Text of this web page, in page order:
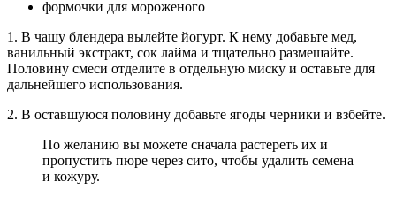
формочки для мороженого
1. В чашу блендера вылейте йогурт. К нему добавьте мед,
ванильный экстракт, сок лайма и тщательно размешайте.
Половину смеси отделите в отдельную миску и оставьте для
дальнейшего использования.
2. В оставшуюся половину добавьте ягоды черники и взбейте.
По желанию вы можете сначала растереть их и
пропустить пюре через сито, чтобы удалить семена
и кожуру.